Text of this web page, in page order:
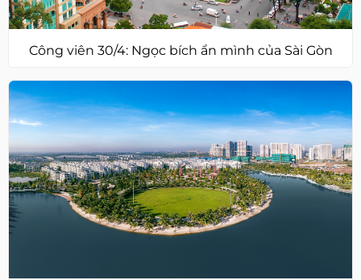
Công viên 30/4: Ngọc bích ẩn mình của Sài Gòn